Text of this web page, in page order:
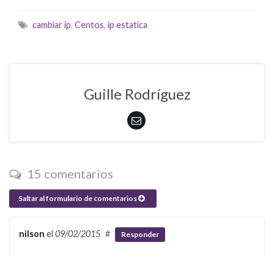
cambiar ip, Centos, ip estatica
Guille Rodríguez
15 comentarios
Saltar al formulario de comentarios
nilson el 09/02/2015 # Responder